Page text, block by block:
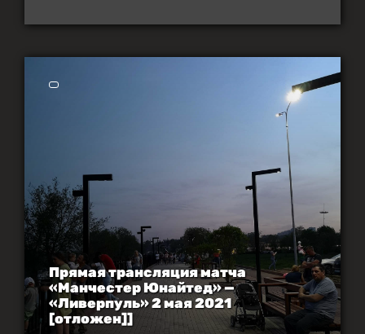
Прямая трансляция матча
«Манчестер Юнайтед» —
«Ливерпуль» 2 мая 2021
[отложен]]